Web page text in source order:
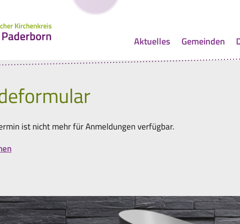
Aktuelles Gemeinden
ist nicht mehr für Anmeldungen verfügbar.